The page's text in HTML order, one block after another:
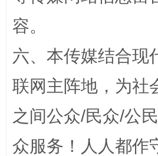
容。
六、本传媒结合现
联网主阵地，为社
之间公众/民众/公
众服务！人人都作